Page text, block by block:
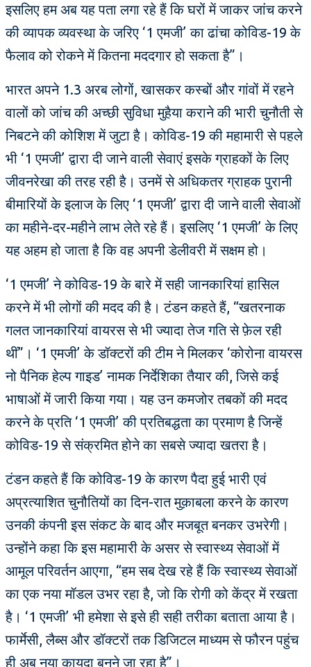
इसलिए हम अब यह पता लगा रहे हैं कि घरों में जाकर जांच करने
की व्यापक व्यवस्था के जरिए ‘1 एमजी’ का ढांचा कोविड-19 के
फैलाव को रोकने में कितना मददगार हो सकता है”।
भारत अपने 1.3 अरब लोगों, खासकर कस्बों और गांवों में रहने
वालों को जांच की अच्छी सुविधा मुहैया कराने की भारी चुनौती से
निबटने की कोशिश में जुटा है। कोविड-19 की महामारी से पहले
भी ‘1 एमजी’ द्वारा दी जाने वाली सेवाएं इसके ग्राहकों के लिए
जीवनरेखा की तरह रही है। उनमें से अधिकतर ग्राहक पुरानी
बीमारियों के इलाज के लिए ‘1 एमजी’ द्वारा दी जाने वाली सेवाओं
का महीने-दर-महीने लाभ लेते रहे हैं। इसलिए ‘1 एमजी’ के लिए
यह अहम हो जाता है कि वह अपनी डेलीवरी में सक्षम हो।
‘1 एमजी’ ने कोविड-19 के बारे में सही जानकारियां हासिल
करने में भी लोगों की मदद की है। टंडन कहते हैं, “खतरनाक
गलत जानकारियां वायरस से भी ज्यादा तेज गति से फ़ेल रही
थीं”। ‘1 एमजी’ के डॉक्टरों की टीम ने मिलकर ‘कोरोना वायरस
नो पैनिक हेल्प गाइड’ नामक निर्देशिका तैयार की, जिसे कई
भाषाओं में जारी किया गया। यह उन कमजोर तबकों की मदद
करने के प्रति ‘1 एमजी’ की प्रतिबद्धता का प्रमाण है जिन्हें
कोविड-19 से संक्रमित होने का सबसे ज्यादा खतरा है।
टंडन कहते हैं कि कोविड-19 के कारण पैदा हुई भारी एवं
अप्रत्याशित चुनौतियों का दिन-रात मुक़ाबला करने के कारण
उनकी कंपनी इस संकट के बाद और मजबूत बनकर उभरेगी।
उन्होंने कहा कि इस महामारी के असर से स्वास्थ्य सेवाओं में
आमूल परिवर्तन आएगा, “हम सब देख रहे हैं कि स्वास्थ्य सेवाओं
का एक नया मॉडल उभर रहा है, जो कि रोगी को केंद्र में रखता
है। ‘1 एमजी’ भी हमेशा से इसे ही सही तरीका बताता आया है।
फार्मेसी, लैब्स और डॉक्टरों तक डिजिटल माध्यम से फौरन पहुंच
ही अब नया कायदा बनने जा रहा है”।